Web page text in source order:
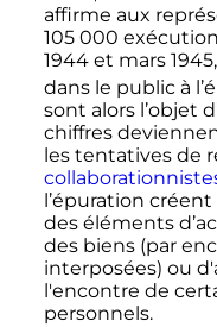
affirme aux
105 000
1944et mars 1945
dans le public à
sont alors l’objet
chiffres
les tentatives de
l’épuration
des éléments
des biens (par
interposées) ou
l'encontre de
personnels.